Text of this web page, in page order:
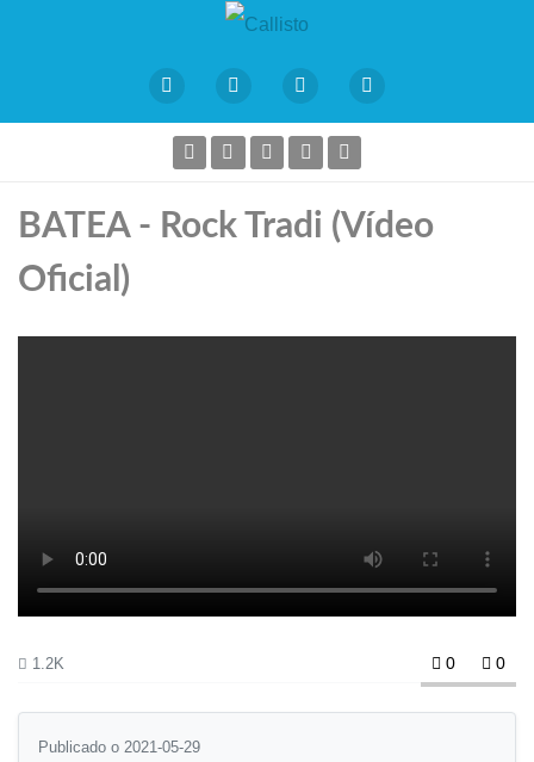
BATEA - Rock Tradi (Vídeo
Oficial)
1.2K 0 0
Publicado o 2021-05-29